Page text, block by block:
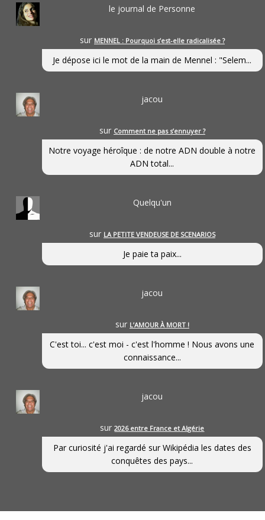
le journal de Personne
sur MENNEL : Pourquoi s’est-elle radicalisée ?
Je dépose ici le mot de la main de Mennel : "Selem...
jacou
sur Comment ne pas s’ennuyer ?
Notre voyage héroîque : de notre ADN double à notre
ADN total...
Quelqu'un
sur LA PETITE VENDEUSE DE SCENARIOS
Je paie ta paix...
jacou
sur L’AMOUR À MORT !
C'est toi... c'est moi - c'est l'homme ! Nous avons une
connaissance...
jacou
sur2026 entre France et Algérie
Par curiosité j'ai regardé sur Wikipédia les dates des
conquêtes des pays...